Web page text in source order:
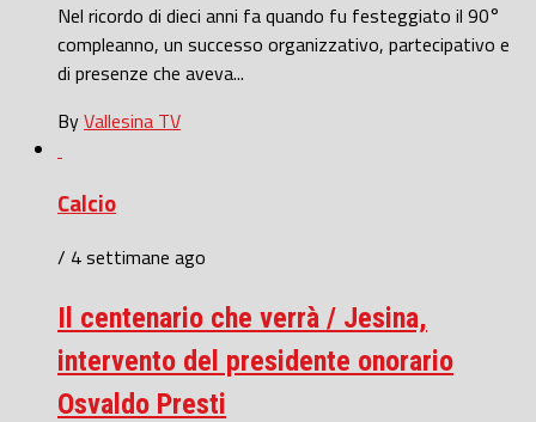
Nel ricordo di dieci anni fa quando fu festeggiato il 90°
compleanno, un successo organizzativo, partecipativo e
di presenze che aveva...
ByVallesina TV
Calcio
/ 4 settimane ago
Il centenario che verrà / Jesina,
intervento del presidente onorario
Osvaldo Presti